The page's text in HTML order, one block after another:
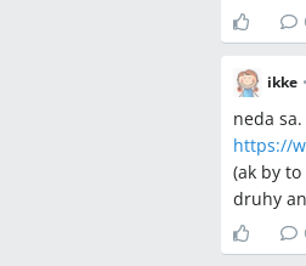
žiadne
ikke •
neda
https://
(ak by
druhy